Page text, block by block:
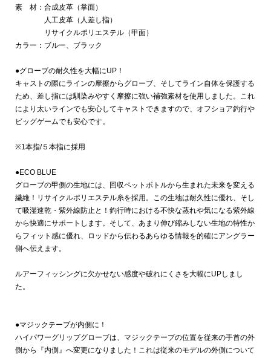
素 材：合成皮革（掌面）
人工皮革（人差し指）
リサイクルポリエステル（甲面）
カラー：ブルー、ブラック
●グローブの耐久性を大幅にUP！
キャストの際にラインの摩擦からグローブ、そしてライン自体を保護する
ため、差し指には馴染みやすく摩擦に強い補強素材を使用しました。これ
により太いラインでも安心してキャストできますので、オフショア釣行や
ビッグゲームでも安心です。
※1本指/５本指に採用
●ECO BLUE
グローブの甲側の生地には、回収ペットボトルから生まれた未来を変える
繊維！リサイクルポリエステル糸を採用。この生地は耐久性に優れ、そし
て吸湿速乾・紫外線防止と！釣行時における不快な蒸れや気になる紫外線
から快適にサポートします。そして、あまり伸び縮みしない生地の特性か
らフィット感に優れ、ロッドから伝わるあらゆる情報を的確にアングラー
側へ伝えます。
ルアーフィッシングに欠かせない感度や破れにくさを大幅にUPしまし
た。
●マジックテープが内側に！
ハイパワーグリップグローブは、マジックテープの位置を従来の手首の外
側から『内側』へ変更になりました！これは従来のモデルの外側について